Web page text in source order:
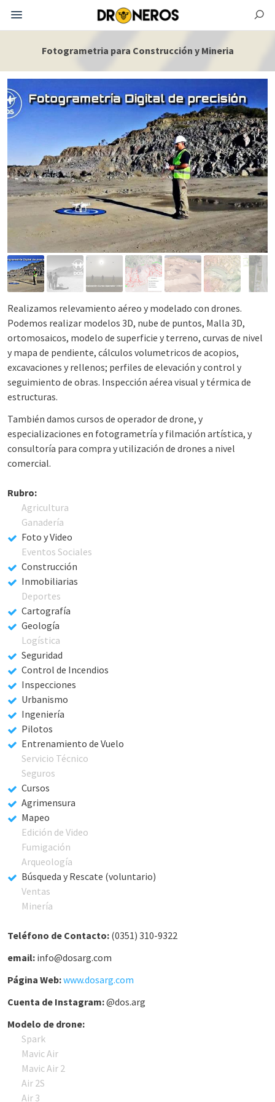
Fotogrametria para Construcción y Mineria
Realizamos relevamiento aéreo y modelado con drones.
Podemos realizar modelos 3D, nube de puntos, Malla 3D,
ortomosaicos, modelo de superficie y terreno, curvas de nivel
y mapa de pendiente, cálculos volumetricos de acopios,
excavaciones y rellenos; perfiles de elevación y control y
seguimiento de obras. Inspección aérea visual y térmica de
estructuras.
También damos cursos de operador de drone, y
especializaciones en fotogrametría y filmación artística, y
consultoría para compra y utilización de drones a nivel
comercial.
Rubro:
Agricultura
Ganadería
Foto y Video
Eventos Sociales
Construcción
Inmobiliarias
Deportes
Cartografía
Geología
Logística
Seguridad
Control de Incendios
Inspecciones
Urbanismo
Ingeniería
Pilotos
Entrenamiento de Vuelo
Servicio Técnico
Seguros
Cursos
Agrimensura
Mapeo
Edición de Video
Fumigación
Arqueología
Búsqueda y Rescate (voluntario)
Ventas
Minería
Teléfono de Contacto: (0351) 310-9322
email: info@dosarg.com
Página Web:www.dosarg.com
Cuenta de Instagram:@dos.arg
Modelo de drone:
Spark
Mavic Air
Mavic Air 2
Air 2S
Air 3